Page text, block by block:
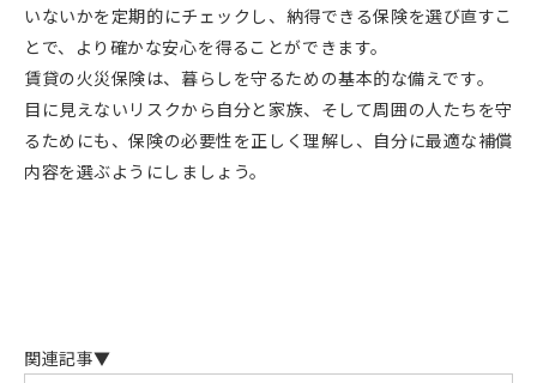
いないかを定期的にチェックし、納得できる保険を選び直すこ
とで、より確かな安心を得ることができます。
賃貸の火災保険は、暮らしを守るための基本的な備えです。
目に見えないリスクから自分と家族、そして周囲の人たちを守
るためにも、保険の必要性を正しく理解し、自分に最適な補償
内容を選ぶようにしましょう。
関連記事▼